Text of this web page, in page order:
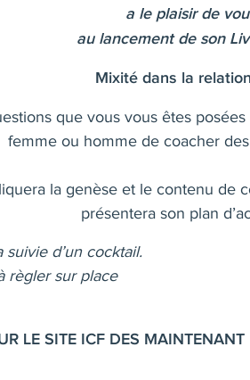
a le plaisir de
au lancement de son
Mixité dans la
que vous vous êtes
femme ou homme de coacher
la genèse et le contenu de
présentera son plan
d’un cocktail.
règler sur place
LE SITE ICF DES MAINTENANT